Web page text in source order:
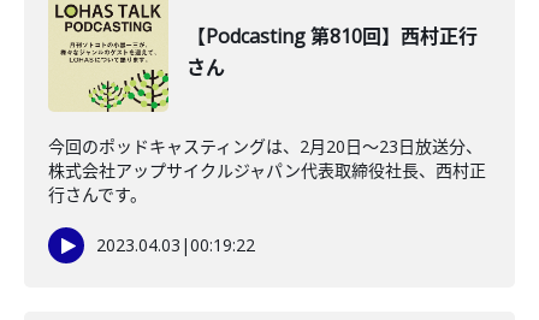
【Podcasting 第810回】西村正行
さん
今回のポッドキャスティングは、2月20日〜23日放送分、
株式会社アップサイクルジャパン代表取締役社長、西村正
行さんです。
2023.04.03 |00:19:22